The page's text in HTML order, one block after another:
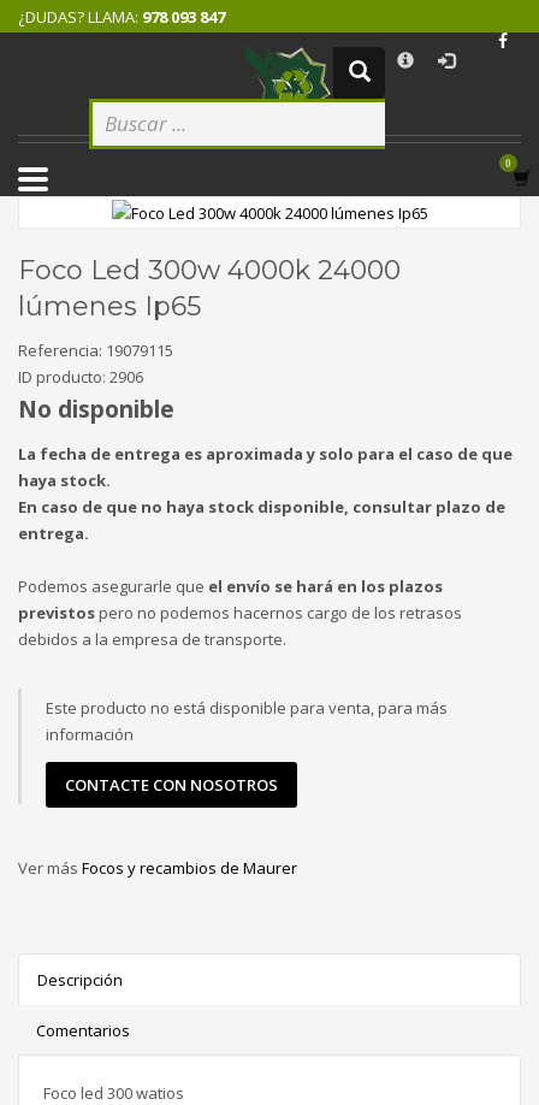
Logeate con tu cuenta de cliente.
2 Selecciona tus productos.
3
Recibe tu pedido.
Si todovia tienes alguna duda, comuníquenoslo enviando un correo
electrónico pinchandoaquí
¿DUDAS? LLAMA: 978 093 847
Foco Led 300w 4000k 24000
lúmenes Ip65
Referencia: 19079115
ID producto: 2906
No disponible
La fecha de entrega es aproximada y solo para el caso de que
haya stock.
En caso de que no haya stock disponible, consultar plazo de
entrega.
Podemos asegurarle que el envío se hará en los plazos
previstospero no podemos hacernos cargo de los retrasos
debidos a la empresa de transporte.
Este producto no está disponible para venta, para más
información
CONTACTE CON NOSOTROS
Ver más Focos y recambios de Maurer
Descripción
Comentarios
Foco led 300 watios